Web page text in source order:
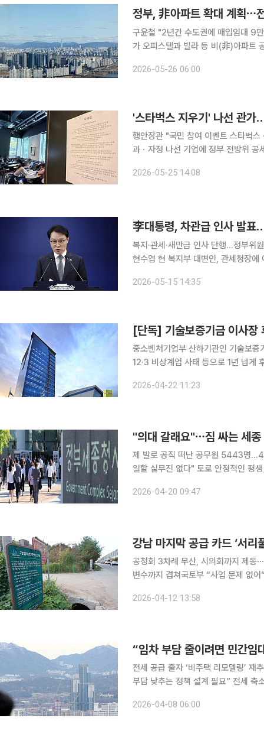
정부, 非아파트 확대 계획⋯
구윤철 "2년간 수도권에 매입임대 9만
가 오피스텔과 빌라 등 비(非)아파트
는 의미가 있지만, 장기적으로는 민간
2026-05-26 06:00
'스타벅스 지우기' 나선 관가
행안장관 "국민 참여 이벤트 스타벅
과ㆍ자정 나선 기업에 정부 전방위 공세 “과도하다” 우려도 스
등 전방위로 스타벅스 지우기에 나서
2026-05-25 14:08
李대통령, 차관급 인사 발표
복지·관세·새만금 인사 단행…정부위원회 3명도 위촉 이재명 대통령
현수엽 현 복지부 대변인, 관세청장에 이종욱
밝혔다. 복지부 제1차관으로 발탁
2026-05-15 14:35
[단독] 기술보증기금 이사장
중소벤처기업부 산하기관인 기술보
12·3 비상계엄 사태 등으로 1년 넘게
중소벤처기업의 혁신 성장을 뒷받침
2026-04-22 11:23
"의대 갈래요"⋯짐 싸는 세
제 발로 공직 떠난 공무원 5443명
일할 실무진 없다" 토로 안정적인 평생 직장으로 불리던 공직 사회의 위상이 흔들리고 있다. 과거 젊
2026-04-20 09:47
강남 마지막 공급 카드 ‘서
공청회 3차례 무산, 시의회까지 제동
변수까지 겹쳐국토부 “사업 문제 없어” 강조⋯전
지구는 주민 반발과 문화유산 변수까
2026-04-12 13:58
“임차 부담 줄이려면 민간
전세 공급 줄자 ‘비주택 리모델링’
부담 낮추는 정책 설계 필요” 전세 축소가 구조적 흐름으로 굳어지면서 임대차 시장 불안과 주거비
2026-04-08 06:00